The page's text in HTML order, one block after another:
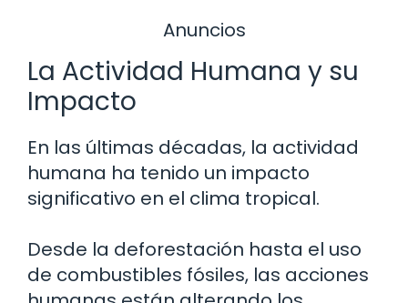
Anuncios
La Actividad Humana y su
Impacto
En las últimas décadas, la actividad
humana ha tenido un impacto
significativo en el clima tropical.
Desde la deforestación hasta el uso
de combustibles fósiles, las acciones